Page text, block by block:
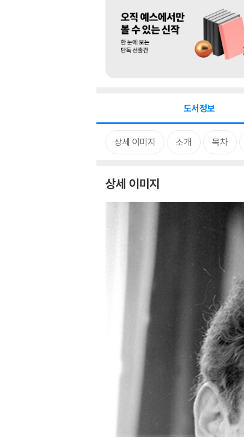
도서정보
상세 이미지 소개 목차
상세 이미지